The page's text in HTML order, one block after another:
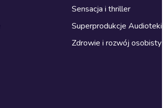
Sensacja i thriller
Superprodukcje Audioteki
Zdrowie i rozwój osobisty